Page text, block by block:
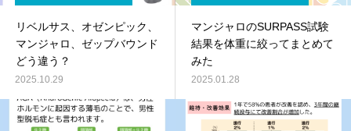
リベルサス、オゼンピック、
マンジャロ、ゼップバウンド
どう違う？
2025.10.29
マンジャロのSURPASS試験
結果を体重に絞ってまとめて
みた
2025.01.28